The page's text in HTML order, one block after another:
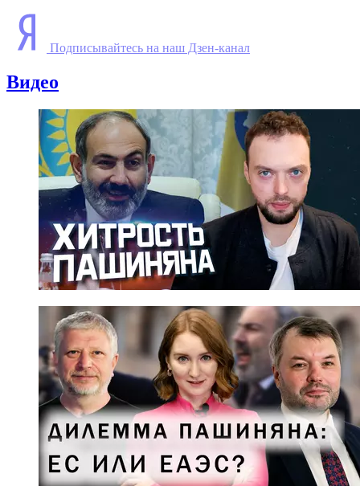
Подписывайтесь на наш Дзен-канал
Видео